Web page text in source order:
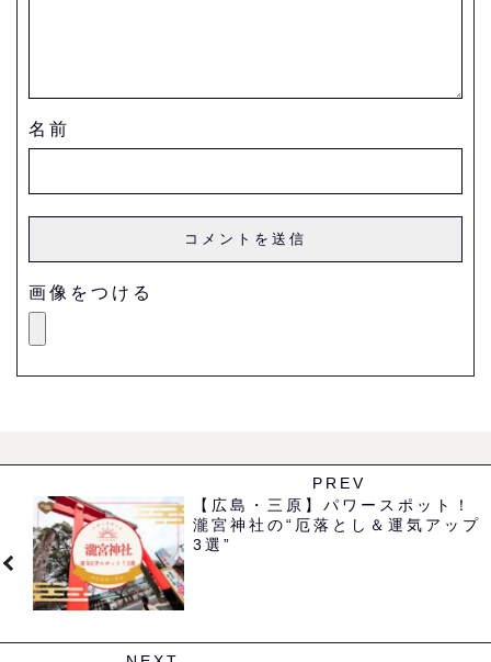
名前
画像をつける
PREV
【広島・三原】パワースポット！
瀧宮神社の“厄落とし＆運気アップ
3選”